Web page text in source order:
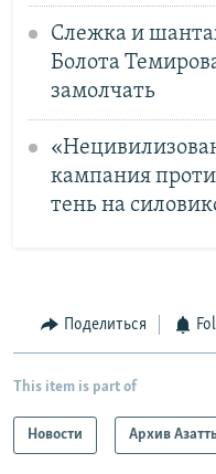
Слежка и
Болота
замолчать
кампания
тень на
Поделиться
This item is part of
Новости Архив